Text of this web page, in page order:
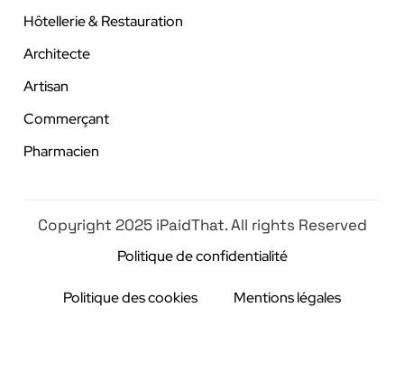
Hôtellerie & Restauration
Architecte
Artisan
Commerçant
Pharmacien
Copyright 2025 iPaidThat. All rights Reserved
Politique de confidentialité
Politique des cookies Mentions légales